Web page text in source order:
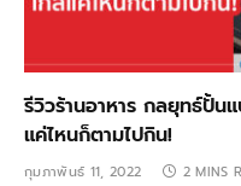
รีวิวร้านอาหาร กลยุทธ์ปั้น
แค่ไหนก็ตามไปกิน!
กุมภาพันธ์ 11, 2022 2 MINS